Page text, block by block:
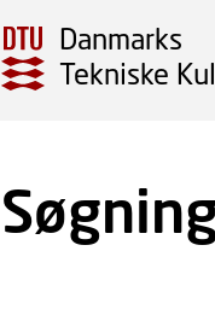
Danmarks
Tekniske